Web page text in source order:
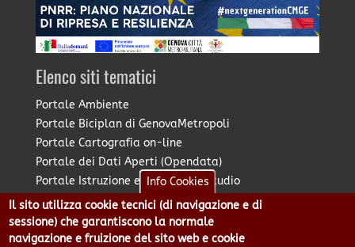
Elenco siti tematici
Portale Ambiente
Portale Biciplan di GenovaMetropoli
Portale Cartografia on-line
Portale dei Dati Aperti (Opendata)
Portale Istruzione e Diritto allo Studio
Portale Marketing Territoriale
Portale Piano Strategico Metropolitano
Portale PUMS di GenovaMetropoli
Info Cookies
Il sito utilizza cookie tecnici (di navigazione e di
sessione) che garantiscono la normale
navigazione e fruizione del sito web e cookie